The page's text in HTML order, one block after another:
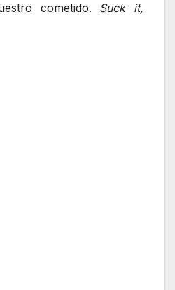
cometido. Suck it,